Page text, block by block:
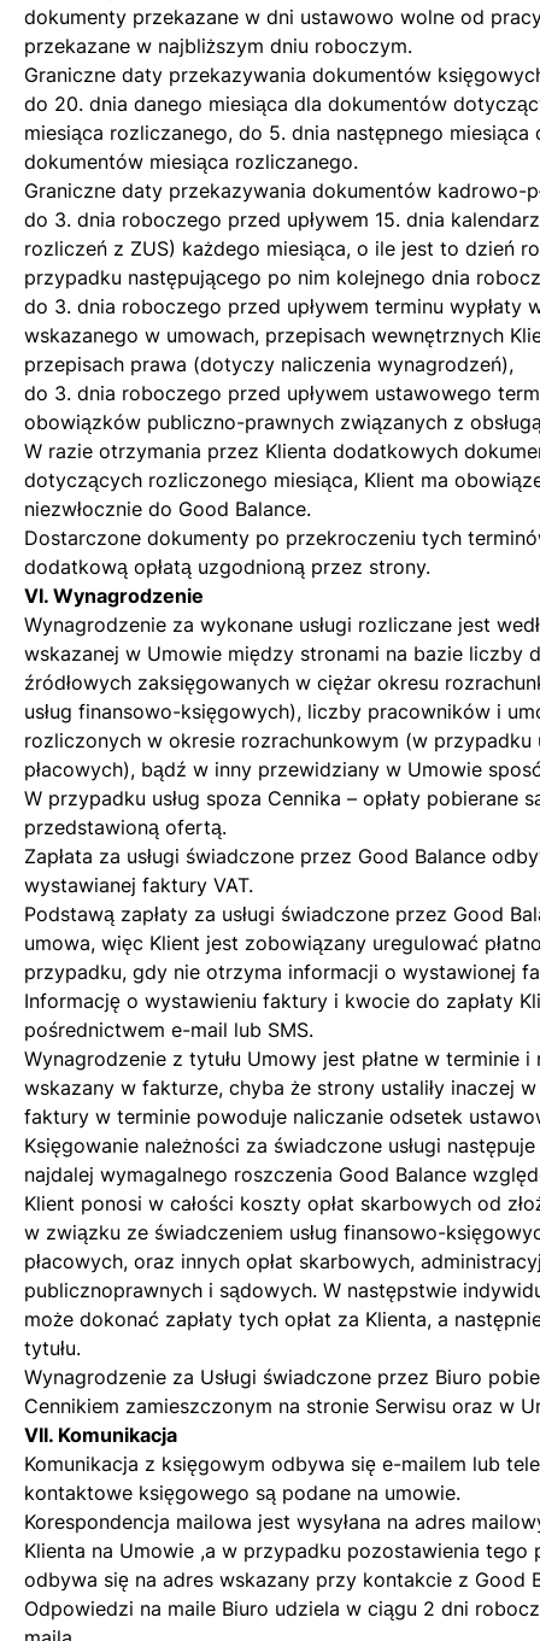
dokumenty przekazane w dni ustawowo wolne od
przekazane w najbliższym dniu roboczym.
Graniczne daty przekazywania dokumentów
do 20. dnia danego miesiąca dla dokumentów
miesiąca rozliczanego, do 5. dnia następnego miesiąca
dokumentów miesiąca rozliczanego.
Graniczne daty przekazywania dokumentów kadrowo-
do 3. dnia roboczego przed upływem 15. dnia
rozliczeń z ZUS) każdego miesiąca, o ile jest to dzień
przypadku następującego po nim kolejnego dnia
do 3. dnia roboczego przed upływem terminu wypłaty
wskazanego w umowach, przepisach wewnętrznych
przepisach prawa (dotyczy naliczenia wynagrodzeń),
do 3. dnia roboczego przed upływem ustawowego
obowiązków publiczno-prawnych związanych z
W razie otrzymania przez Klienta dodatkowych
dotyczących rozliczonego miesiąca, Klient ma
niezwłocznie do Good Balance.
Dostarczone dokumenty po przekroczeniu tych
dodatkową opłatą uzgodnioną przez strony.
VI. Wynagrodzenie
Wynagrodzenie za wykonane usługi rozliczane jest
wskazanej w Umowie między stronami na bazie liczby
źródłowych zaksięgowanych w ciężar okresu
usług finansowo-księgowych), liczby pracowników i
rozliczonych w okresie rozrachunkowym (w przypadku
płacowych), bądź w inny przewidziany w Umowie
W przypadku usług spoza Cennika – opłaty pobierane
przedstawioną ofertą.
Zapłata za usługi świadczone przez Good Balance
wystawianej faktury VAT.
Podstawą zapłaty za usługi świadczone przez Good
umowa, więc Klient jest zobowiązany uregulować
przypadku, gdy nie otrzyma informacji o wystawionej
Informację o wystawieniu faktury i kwocie do zapłaty
pośrednictwem e-mail lub SMS.
Wynagrodzenie z tytułu Umowy jest płatne w terminie i
wskazany w fakturze, chyba że strony ustaliły inaczej w
faktury w terminie powoduje naliczanie odsetek
Księgowanie należności za świadczone usługi
najdalej wymagalnego roszczenia Good Balance
Klient ponosi w całości koszty opłat skarbowych od
w związku ze świadczeniem usług finansowo-
płacowych, oraz innych opłat skarbowych,
publicznoprawnych i sądowych. W następstwie
może dokonać zapłaty tych opłat za Klienta, a
tytułu.
Wynagrodzenie za Usługi świadczone przez Biuro
Cennikiem zamieszczonym na stronie Serwisu oraz w
VII. Komunikacja
Komunikacja z księgowym odbywa się e-mailem lub
kontaktowe księgowego są podane na umowie.
Korespondencja mailowa jest wysyłana na adres
Klienta na Umowie ,a w przypadku pozostawienia tego
odbywa się na adres wskazany przy kontakcie z Good
Odpowiedzi na maile Biuro udziela w ciągu 2 dni